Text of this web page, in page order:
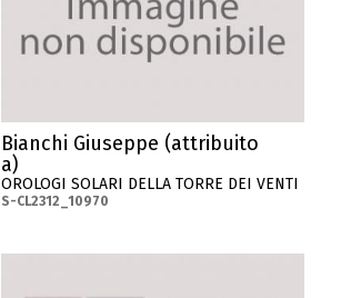
Bianchi Giuseppe (attribuito
a)
OROLOGI SOLARI DELLA TORRE DEI VENTI
S-CL2312_10970